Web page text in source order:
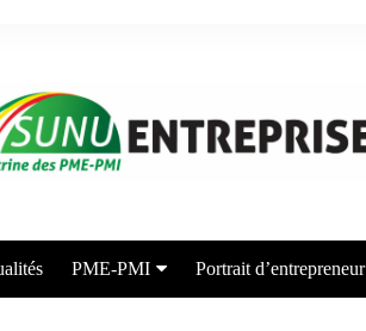
PME-PMI Portrait d’entrepreneur